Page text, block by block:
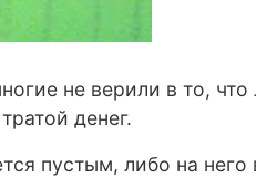
не верили в то,
денег.
пустым, либо на